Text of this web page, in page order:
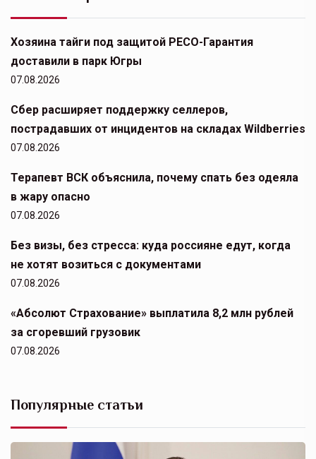
Хозяина тайги под защитой РЕСО-Гарантия
доставили в парк Югры
07.08.2026
Сбер расширяет поддержку селлеров,
пострадавших от инцидентов на складах Wildberries
07.08.2026
Терапевт ВСК объяснила, почему спать без одеяла
в жару опасно
07.08.2026
Без визы, без стресса: куда россияне едут, когда
не хотят возиться с документами
07.08.2026
«Абсолют Страхование» выплатила 8,2 млн рублей
за сгоревший грузовик
07.08.2026
Популярные статьи